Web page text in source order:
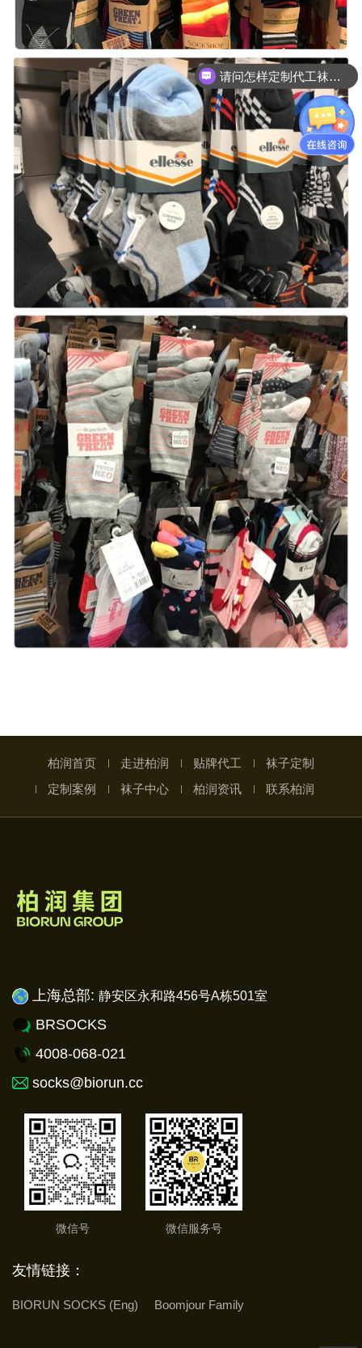
柏润首页 走进柏润 贴牌代工
袜子定制
定制案例
袜子中心 柏润资讯 联系柏润
上海总部: 静安区永和路456号A栋501室
BRSOCKS
4008-068-021
socks@biorun.cc
微信号 微信服务号
友情链接：
BIORUN SOCKS (Eng) Boomjour Family